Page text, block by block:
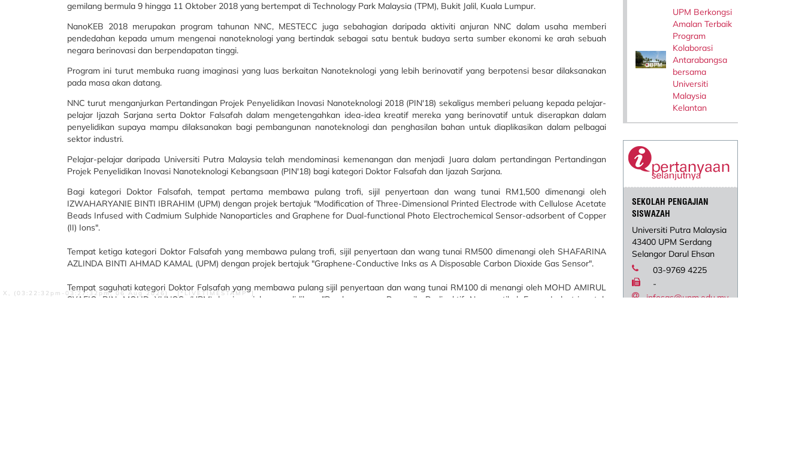
X, (03:22:32pm-03:27:32pm, 06 Aug 2026) [*LIVETIMESTAMP*]
gemilang bermula 9 hingga 11 Oktober 2018 yang bertempat di Technology Park Malaysia (TPM), Bukit Jalil, Kuala Lumpur.
NanoKEB 2018 merupakan program tahunan NNC, MESTECC juga sebahagian daripada aktiviti anjuran NNC dalam usaha memberi
pendedahan kepada umum mengenai nanoteknologi yang bertindak sebagai satu bentuk budaya serta sumber ekonomi ke arah sebuah
negara berinovasi dan berpendapatan tinggi.
Program ini turut membuka ruang imaginasi yang luas berkaitan Nanoteknologi yang lebih berinovatif yang berpotensi besar dilaksanakan
pada masa akan datang.
NNC turut menganjurkan Pertandingan Projek Penyelidikan Inovasi Nanoteknologi 2018 (PIN'18) sekaligus memberi peluang kepada pelajar-
pelajar Ijazah Sarjana serta Doktor Falsafah dalam mengetengahkan idea-idea kreatif mereka yang berinovatif untuk diserapkan dalam
penyelidikan supaya mampu dilaksanakan bagi pembangunan nanoteknologi dan penghasilan bahan untuk diaplikasikan dalam pelbagai
sektor industri.
Pelajar-pelajar daripada Universiti Putra Malaysia telah mendominasi kemenangan dan menjadi Juara dalam pertandingan Pertandingan
Projek Penyelidikan Inovasi Nanoteknologi Kebangsaan (PIN'18) bagi kategori Doktor Falsafah dan Ijazah Sarjana.
Bagi kategori Doktor Falsafah, tempat pertama membawa pulang trofi, sijil penyertaan dan wang tunai RM1,500 dimenangi oleh
IZWAHARYANIE BINTI IBRAHIM (UPM) dengan projek bertajuk "Modification of Three-Dimensional Printed Electrode with Cellulose Acetate
Beads Infused with Cadmium Sulphide Nanoparticles and Graphene for Dual-functional Photo Electrochemical Sensor-adsorbent of Copper
(II) Ions".
Tempat ketiga kategori Doktor Falsafah yang membawa pulang trofi, sijil penyertaan dan wang tunai RM500 dimenangi oleh SHAFARINA
AZLINDA BINTI AHMAD KAMAL (UPM) dengan projek bertajuk "Graphene-Conductive Inks as A Disposable Carbon Dioxide Gas Sensor".
Tempat saguhati kategori Doktor Falsafah yang membawa pulang sijil penyertaan dan wang tunai RM100 di menangi oleh MOHD AMIRUL
SYAFIQ BIN MOHD YUNOS (UPM) bagi projek penyelidikan "Pembangunan Penyurih Radioaktif Nanopartikel Emas Industri untuk
UPM Berkongsi
Amalan Terbaik
Program
Kolaborasi
Antarabangsa
bersama
Universiti
Malaysia
Kelantan
SEKOLAH PENGAJIAN
SISWAZAH
Universiti Putra Malaysia
43400 UPM Serdang
Selangor Darul Ehsan
03-9769 4225
-
infosgs@upm.edu.my